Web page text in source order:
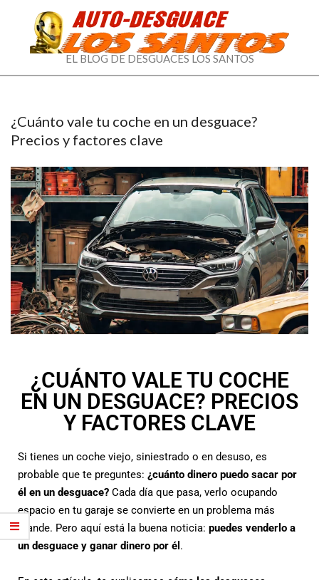
DE
DESGUACES
LOS
SANTOS
EL BLOG DE DESGUACES LOS SANTOS
¿Cuánto vale tu coche en un desguace?
Precios y factores clave
¿CUÁNTO VALE TU COCHE
EN UN DESGUACE? PRECIOS
Y FACTORES CLAVE
Si tienes un coche viejo, siniestrado o en desuso, es
probable que te preguntes: ¿cuánto dinero puedo sacar por
él en un desguace? Cada día que pasa, verlo ocupando
espacio en tu garaje se convierte en un problema más
grande. Pero aquí está la buena noticia: puedes venderlo a
un desguace y ganar dinero por él .